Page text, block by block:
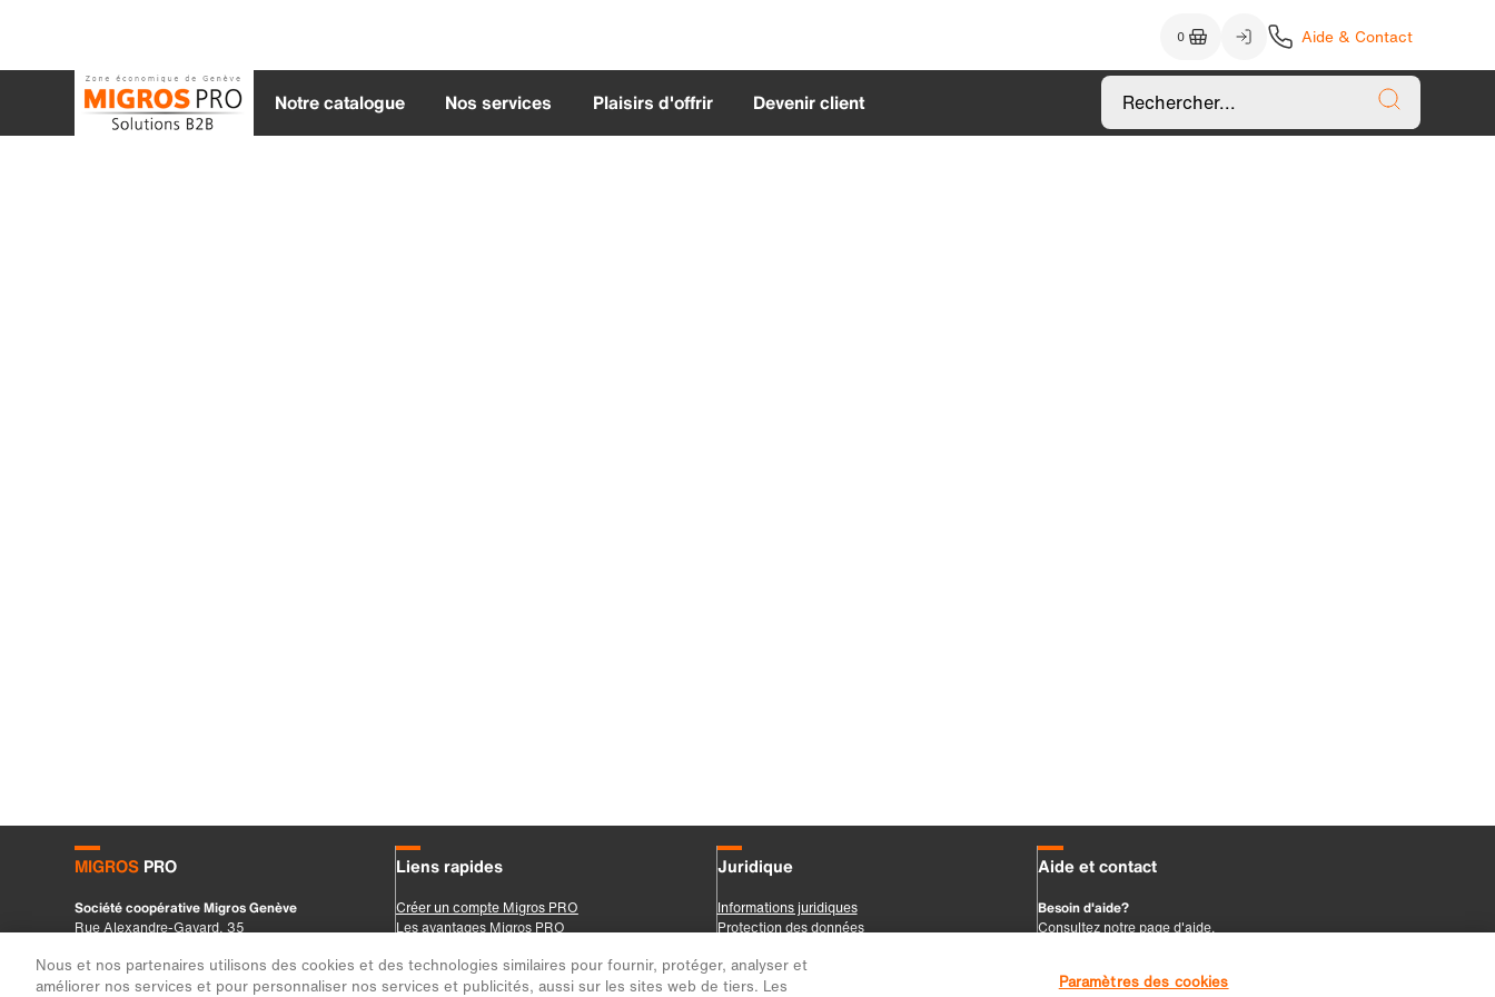
Nous et nos partenaires utilisons des cookies et des technologies similaires pour fournir, protéger, analyser et
améliorer nos services et pour personnaliser nos services et publicités, aussi sur les sites web de tiers. Les
Paramètres des cookies